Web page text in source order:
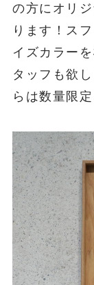
の方にオリ
ります！ス
イズカラー
タッフも欲
らは数量限